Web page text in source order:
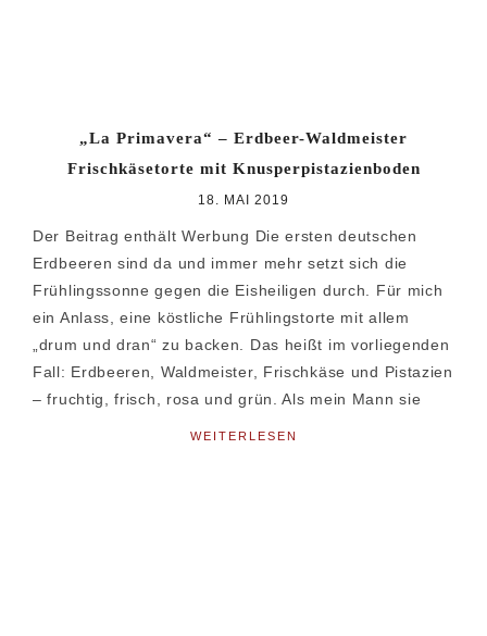
„La Primavera“ – Erdbeer-Waldmeister
Frischkäsetorte mit Knusperpistazienboden
18. MAI 2019
Der Beitrag enthält Werbung Die ersten deutschen
Erdbeeren sind da und immer mehr setzt sich die
Frühlingssonne gegen die Eisheiligen durch. Für mich
ein Anlass, eine köstliche Frühlingstorte mit allem
„drum und dran“ zu backen. Das heißt im vorliegenden
Fall: Erdbeeren, Waldmeister, Frischkäse und Pistazien
– fruchtig, frisch, rosa und grün. Als mein Mann sie
WEITERLESEN